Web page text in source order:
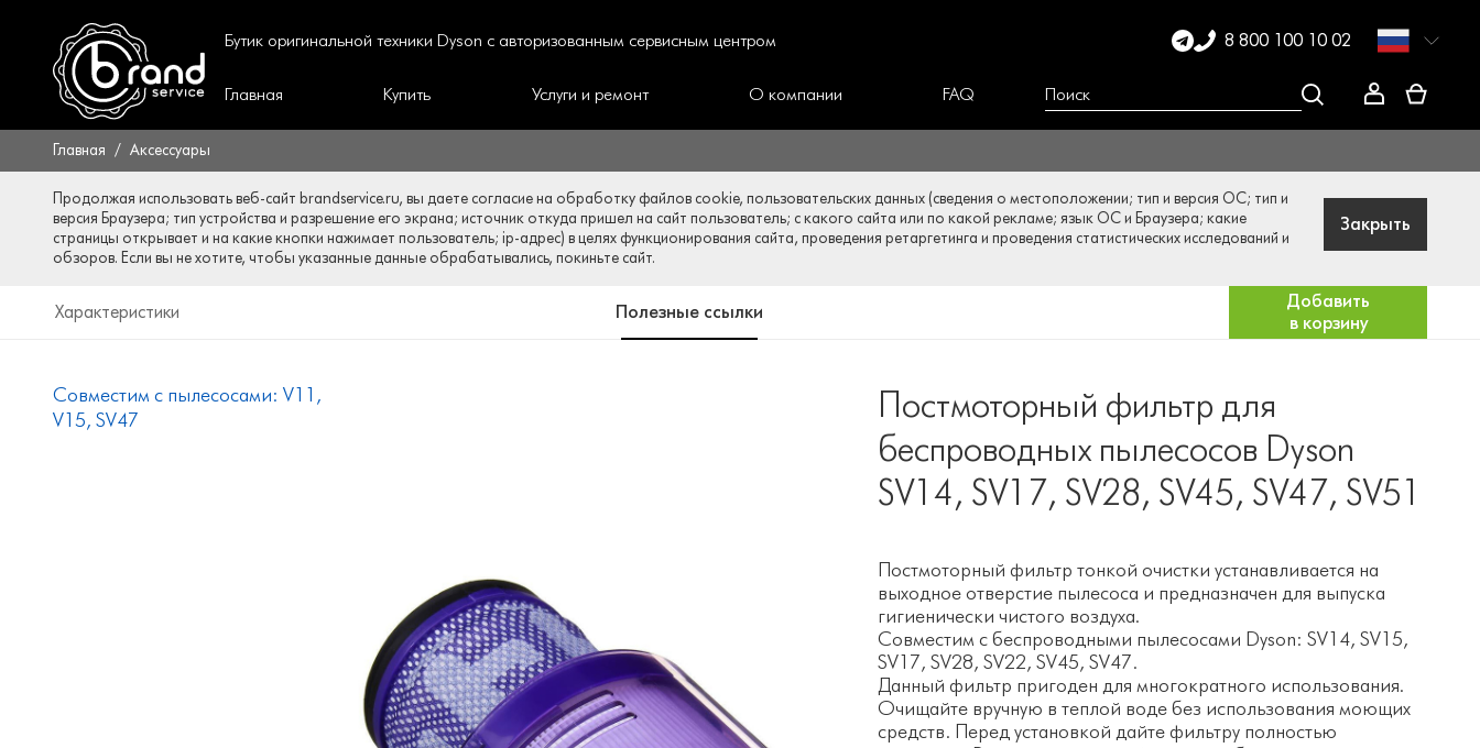
Бутик оригинальной техники Dyson с авторизованным сервисным центром 8 800 100 10 02
Главная Купить Услуги и ремонт О компании FAQ
Главная Аксессуары
Продолжая использовать веб-сайт brandservice.ru, вы даете согласие на обработку файлов cookie, пользовательских данных (сведения о местоположении; тип и версия ОС; тип и
версия Браузера; тип устройства и разрешение его экрана; источник откуда пришел на сайт пользователь; с какого сайта или по какой рекламе; язык ОС и Браузера; какие
страницы открывает и на какие кнопки нажимает пользователь; ip-адрес) в целях функционирования сайта, проведения ретаргетинга и проведения статистических исследований и
обзоров. Если вы не хотите, чтобы указанные данные обрабатывались, покиньте сайт.
Закрыть
Характеристики Полезные ссылки
Добавить
в корзину
Совместим с пылесосами: V11,
V15, SV47
Постмоторный фильтр для
беспроводных пылесосов Dyson
SV14, SV17, SV28, SV45, SV47, SV51
Постмоторный фильтр тонкой очистки устанавливается на
выходное отверстие пылесоса и предназначен для выпуска
гигиенически чистого воздуха.
Совместим с беспроводными пылесосами Dyson: SV14, SV15,
SV17, SV28, SV22, SV45, SV47.
Данный фильтр пригоден для многократного использования.
Очищайте вручную в теплой воде без использования моющих
средств. Перед установкой дайте фильтру полностью